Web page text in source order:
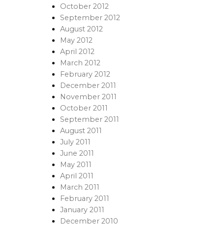
October 2012
September 2012
August 2012
May 2012
April 2012
March 2012
February 2012
December 2011
November 2011
October 2011
September 2011
August 2011
July 2011
June 2011
May 2011
April 2011
March 2011
February 2011
January 2011
December 2010